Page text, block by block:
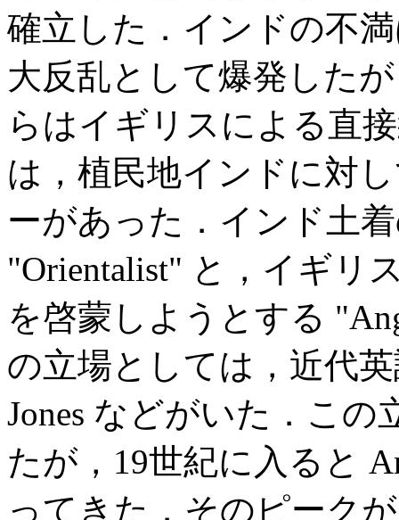
確立した．インドの不
大反乱として爆発した
らはイギリスによる直
は，植民地インドに対
ーがあった．インド土
"Orientalist" と，イギリ
を啓蒙しようとする
の立場としては，近代
Jones などがいた．こ
たが，19世紀に入ると
ってきた．そのピークが